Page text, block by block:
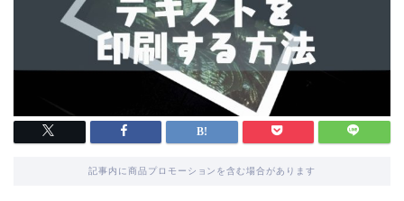
記事内に商品プロモーションを含む場合があります